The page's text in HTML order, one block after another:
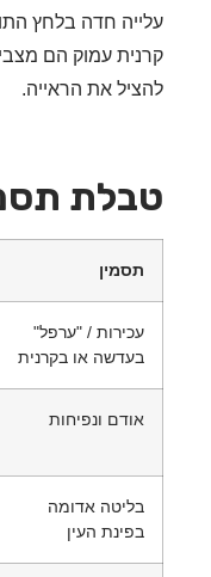
חדה בלחץ התוך־עיני
עמוק הם מצבי חירום
את הראייה.
/ "ערפל"
או בקרנית
של
ונפיחות
אדומה
העין
עין